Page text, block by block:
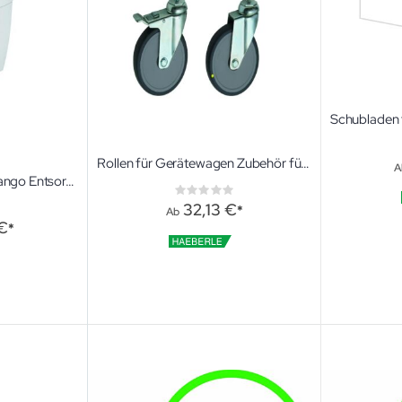
Wand- Abfallsammler tango Entsorgungsbehälter mit Knieöffnungsmechanik
Rollen für Gerätewagen Zubehör für Vielzweckwagen
Rating:
0%
Ab 32,13 €